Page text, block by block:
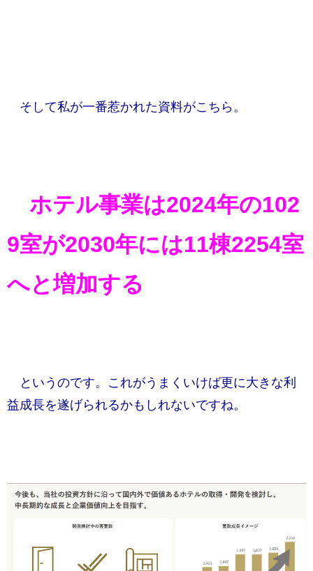
そして私が一番惹かれた資料がこちら。
​ホテル事業は2024年の102
9室が2030年には11棟2254室
へと増加する​
というのです。これがうまくいけば更に大きな利
益成長を遂げられるかもしれないですね。